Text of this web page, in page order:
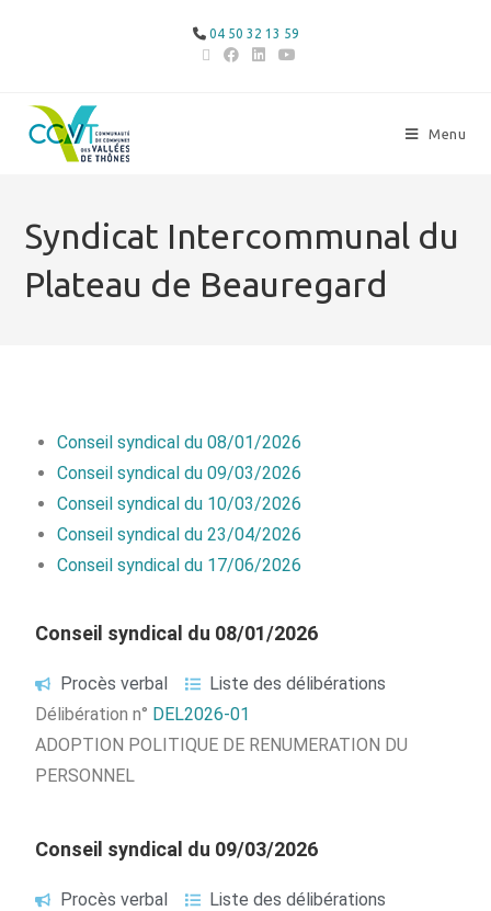
04 50 32 13 59
Menu
Syndicat Intercommunal du
Plateau de Beauregard
Conseil syndical du 08/01/2026
Conseil syndical du 09/03/2026
Conseil syndical du 10/03/2026
Conseil syndical du 23/04/2026
Conseil syndical du 17/06/2026
Conseil syndical du 08/01/2026
Procès verbal
Liste des délibérations
Délibération n° DEL2026-01
ADOPTION POLITIQUE DE RENUMERATION DU
PERSONNEL
Conseil syndical du 09/03/2026
Procès verbal
Liste des délibérations